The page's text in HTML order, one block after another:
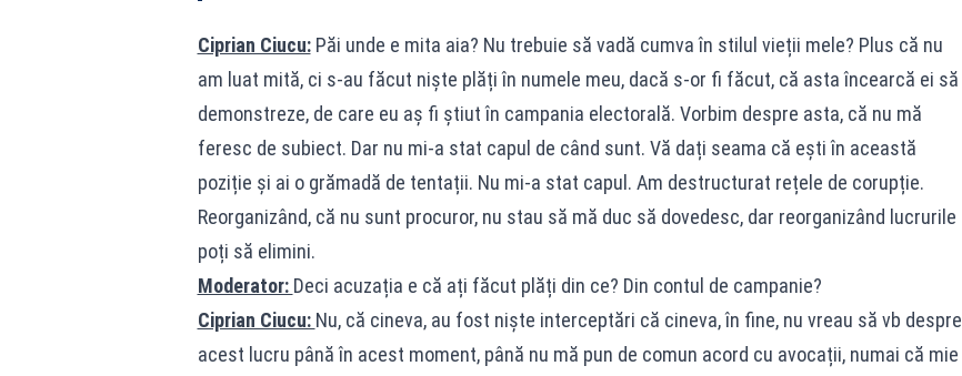
Ciprian Ciucu:Păi unde e mita aia? Nu trebuie să vadă cumva în stilul vieții mele? Plus că nu
am luat mită, ci s-au făcut niște plăți în numele meu, dacă s-or fi făcut, că asta încearcă ei să
demonstreze, de care eu aș fi știut în campania electorală. Vorbim despre asta, că nu mă
feresc de subiect. Dar nu mi-a stat capul de când sunt. Vă dați seama că ești în această
poziție și ai o grămadă de tentații. Nu mi-a stat capul. Am destructurat rețele de corupție.
Reorganizând, că nu sunt procuror, nu stau să mă duc să dovedesc, dar reorganizând lucrurile
poți să elimini.
Moderator: Deci acuzația e că ați făcut plăți din ce? Din contul de campanie?
Ciprian Ciucu: Nu, că cineva, au fost niște interceptări că cineva, în fine, nu vreau să vb despre
acest lucru până în acest moment, până nu mă pun de comun acord cu avocații, numai că mie